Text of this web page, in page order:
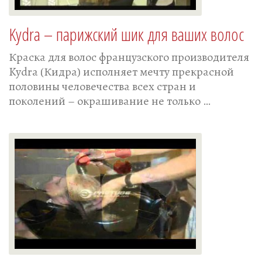
Kydra – парижский шик для ваших волос
Краска для волос французского производителя
Kydra (Кидра) исполняет мечту прекрасной
половины человечества всех стран и
поколений – окрашивание не только …